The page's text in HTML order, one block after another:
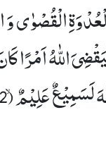
اللّٰهُ
عَلِیْمٌۙ (42)